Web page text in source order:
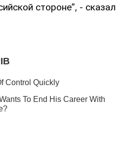
стороне”, - сказал